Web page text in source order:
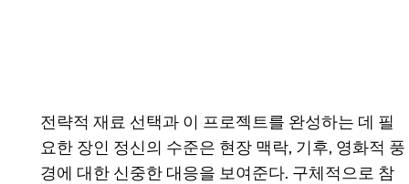
전략적 재료 선택과 이 프로젝트를 완성하는 데 필
요한 장인 정신의 수준은 현장 맥락, 기후, 영화적 풍
경에 대한 신중한 대응을 보여준다. 구체적으로 참